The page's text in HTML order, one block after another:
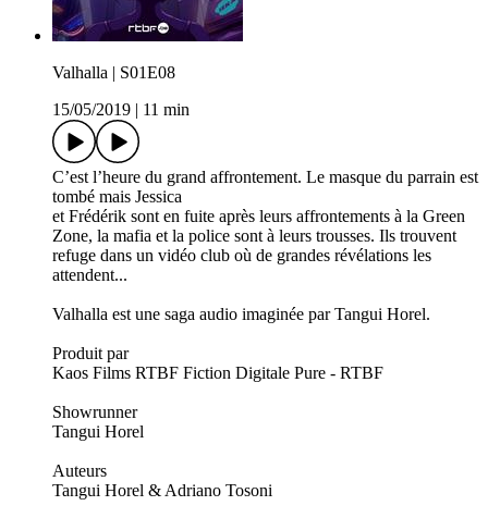
Valhalla | S01E08
15/05/2019 | 11 min
C’est l’heure du grand affrontement. Le masque du parrain est
tombé mais Jessica
et Frédérik sont en fuite après leurs affrontements à la Green
Zone, la mafia et la police sont à leurs trousses. Ils trouvent
refuge dans un vidéo club où de grandes révélations les
attendent...
Valhalla est une saga audio imaginée par Tangui Horel.
Produit par
Kaos Films RTBF Fiction Digitale Pure - RTBF
Showrunner
Tangui Horel
Auteurs
Tangui Horel & Adriano Tosoni